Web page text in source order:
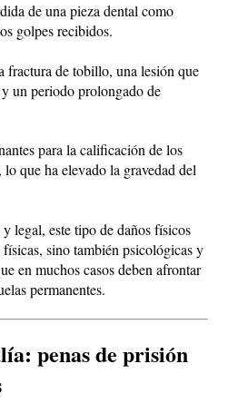
de una pieza dental como
golpes recibidos.
fractura de tobillo, una lesión que
un periodo prolongado de
para la calificación de los
que ha elevado la gravedad del
legal, este tipo de daños físicos
sino también psicológicas y
en muchos casos deben afrontar
permanentes.
penas de prisión